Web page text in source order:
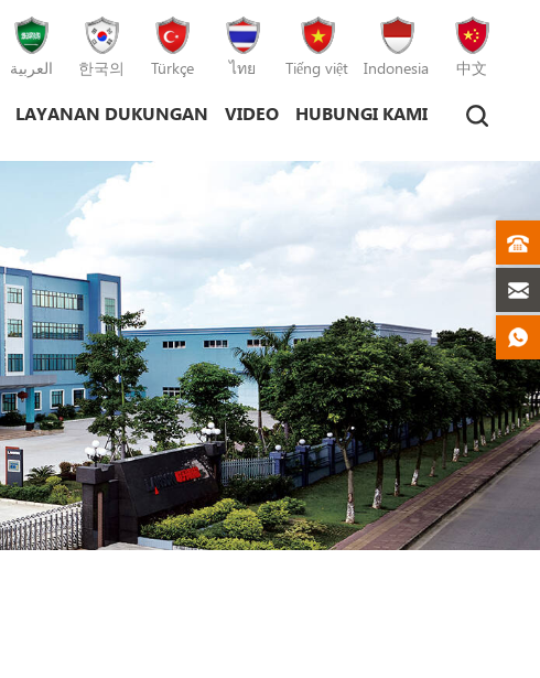
العربية 한국의 Türkçe ไทย Tiếng việt Indonesia 中文
LAYANAN DUKUNGAN VIDEO HUBUNGI KAMI